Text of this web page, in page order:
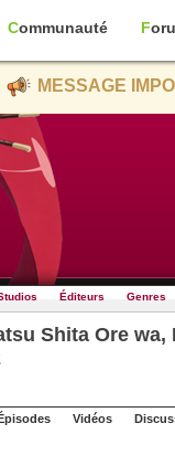
Communauté
MESSAGE
Éditeurs Genres
Shita Ore
Vidéos